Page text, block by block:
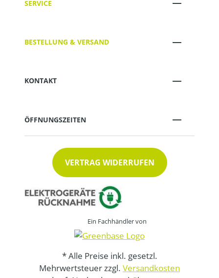
SERVICE
BESTELLUNG & VERSAND
KONTAKT
ÖFFNUNGSZEITEN
VERTRAG WIDERRUFEN
Ein Fachhändler von
* Alle Preise inkl. gesetzl.
Mehrwertsteuer zzgl. Versandkosten